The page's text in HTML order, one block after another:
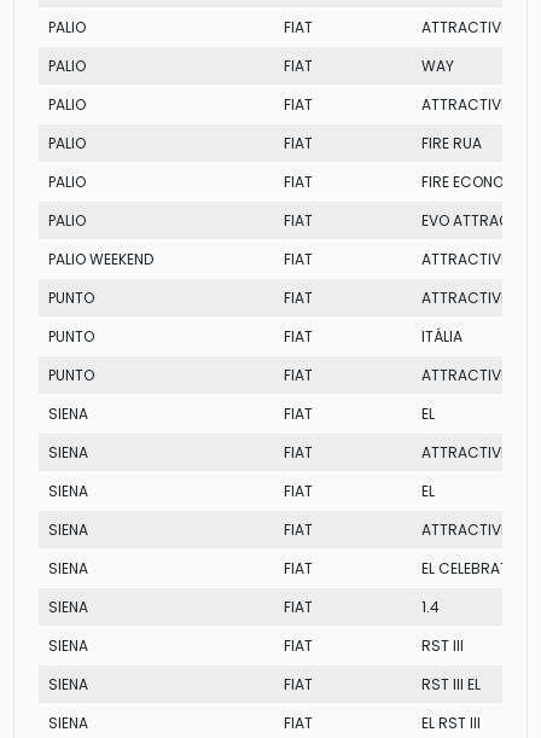
PALIO
FIAT
ATTRACTIVE
PALIO
FIAT
WAY
PALIO
FIAT
ATTRACTIVE
PALIO
FIAT
FIRE RUA
PALIO
FIAT
FIRE ECONOMY
PALIO
FIAT
EVO ATTRACTIVE
PALIO WEEKEND
FIAT
ATTRACTIVE
PUNTO
FIAT
ATTRACTIVE
PUNTO
FIAT
ITÁLIA
PUNTO
FIAT
ATTRACTIVE
SIENA
FIAT
EL
SIENA
FIAT
ATTRACTIVE
SIENA
FIAT
EL
SIENA
FIAT
ATTRACTIVE
SIENA
FIAT
EL CELEBRATION
SIENA
FIAT
1.4
SIENA
FIAT
RST III
SIENA
FIAT
RST III EL
SIENA
FIAT EL RST III